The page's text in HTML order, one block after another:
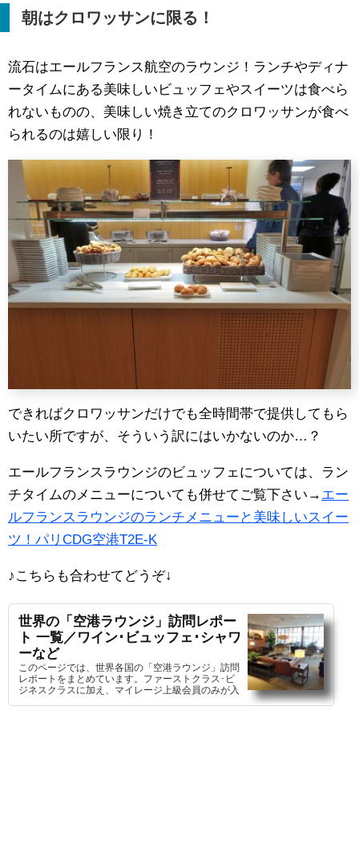
朝はクロワッサンに限る！
流石はエールフランス航空のラウンジ！ランチやディナ
ータイムにある美味しいビュッフェやスイーツは食べら
れないものの、美味しい焼き立てのクロワッサンが食べ
られるのは嬉しい限り！
できればクロワッサンだけでも全時間帯で提供してもら
いたい所ですが、そういう訳にはいかないのか…？
エールフランスラウンジのビュッフェについては、ラン
チタイムのメニューについても併せてご覧下さい→ エー
ルフランスラウンジのランチメニューと美味しいスイー
ツ！パリCDG空港T2E-K
♪こちらも合わせてどうぞ↓
世界の「空港ラウンジ」訪問レポー
ト 一覧／ワイン･ビュッフェ･シャワ
ーなど
このページでは、世界各国の「空港ラウンジ」訪問
レポートをまとめています。ファーストクラス･ビ
ジネスクラスに加え、マイレージ上級会員のみが入